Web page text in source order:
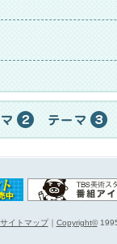
サイトマップ｜ Copyright©